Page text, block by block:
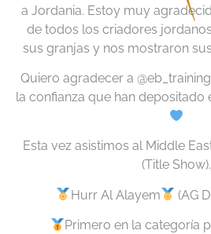
a Jordania. Estoy muy
de todos los criadores
sus granjas y nos mostraron
Quiero agradecer a
la confianza que han depositado
Esta vez asistimos al Middle
(Title Show).
Hurr Al Alayem (AG
Primero en la categoría